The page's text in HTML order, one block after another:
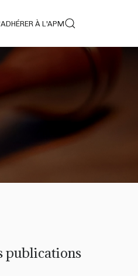
ADHÉRER À L'APM
publications